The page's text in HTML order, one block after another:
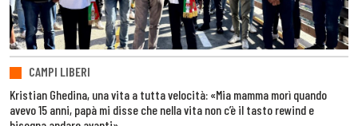
CAMPI LIBERI
Kristian Ghedina, una vita a tutta velocità: «Mia mamma morì quando
avevo 15 anni, papà mi disse che nella vita non c’è il tasto rewind e